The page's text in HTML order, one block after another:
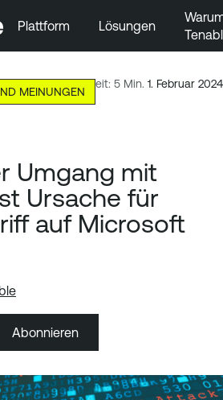
Plattform Lösungen
Lesezeit: 5 Min. 1. Februar 2024
MEINUNGEN
Umgang mit
Ursache für
auf Microsoft
Abonnieren